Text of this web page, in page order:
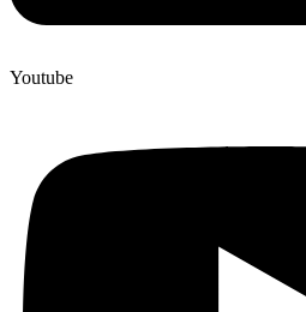
Youtube